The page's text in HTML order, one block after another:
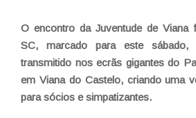
O encontro da Juventude de Viana
SC, marcado para este
transmitido nos ecrãs gigantes do
em Viana do Castelo, criando uma
para sócios e simpatizantes.